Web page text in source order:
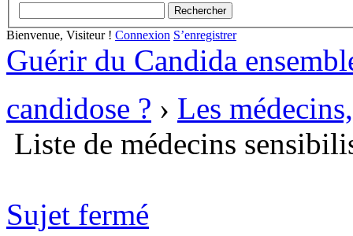
Bienvenue, Visiteur ! Connexion S’enregistrer
Guérir du Candida
candidose ? › Les
Liste de médecins
Sujet fermé